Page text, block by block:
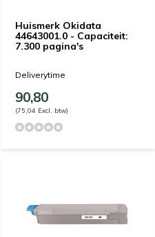
Huismerk Okidata
44643001.0 - Capaciteit:
7.300 pagina's
Deliverytime
90,80
(75,04 Excl. btw)